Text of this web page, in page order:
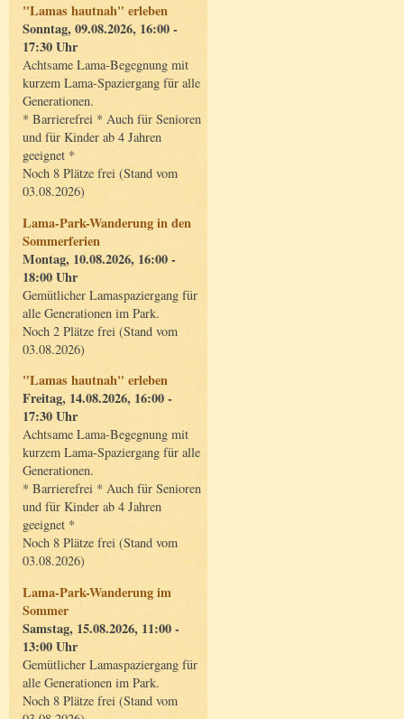
"Lamas hautnah" erleben
Sonntag, 09.08.2026, 16:00 -
17:30 Uhr
Achtsame Lama-Begegnung mit
kurzem Lama-Spaziergang für alle
Generationen.
* Barrierefrei * Auch für Senioren
und für Kinder ab 4 Jahren
geeignet *
Noch 8 Plätze frei (Stand vom
03.08.2026)
Lama-Park-Wanderung in den
Sommerferien
Montag, 10.08.2026, 16:00 -
18:00 Uhr
Gemütlicher Lamaspaziergang für
alle Generationen im Park.
Noch 2 Plätze frei (Stand vom
03.08.2026)
"Lamas hautnah" erleben
Freitag, 14.08.2026, 16:00 -
17:30 Uhr
Achtsame Lama-Begegnung mit
kurzem Lama-Spaziergang für alle
Generationen.
* Barrierefrei * Auch für Senioren
und für Kinder ab 4 Jahren
geeignet *
Noch 8 Plätze frei (Stand vom
03.08.2026)
Lama-Park-Wanderung im
Sommer
Samstag, 15.08.2026, 11:00 -
13:00 Uhr
Gemütlicher Lamaspaziergang für
alle Generationen im Park.
Noch 8 Plätze frei (Stand vom